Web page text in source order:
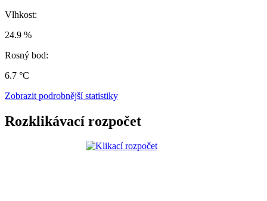
Vlhkost:
24.9 %
Rosný bod:
6.7 °C
Zobrazit podrobnější statistiky
Rozklikávací rozpočet